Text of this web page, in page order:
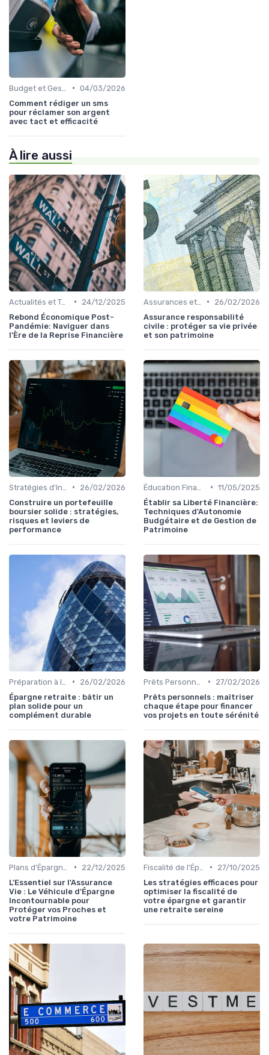
• 04/03/2026
Comment rédiger un sms
pour réclamer son argent
avec tact et efficacité
À lire aussi
Actualités et Tendances Économiques •
24/12/2025
Rebond Économique Post-
Pandémie: Naviguer dans
l'Ère de la Reprise Financière
•
26/02/2026
Assurance responsabilité
civile : protéger sa vie privée
et son patrimoine
•
26/02/2026
Construire un portefeuille
boursier solide : stratégies,
risques et leviers de
performance
• 11/05/2025
Établir sa Liberté Financière:
Techniques d'Autonomie
Budgétaire et de Gestion de
Patrimoine
•
26/02/2026
Épargne retraite : bâtir un
plan solide pour un
complément durable
•
27/02/2026
Prêts personnels : maîtriser
chaque étape pour financer
vos projets en toute sérénité
•
22/12/2025
L'Essentiel sur l'Assurance
Vie : Le Véhicule d'Épargne
Incontournable pour
Protéger vos Proches et
votre Patrimoine
•
27/10/2025
Les stratégies efficaces pour
optimiser la fiscalité de
votre épargne et garantir
une retraite sereine